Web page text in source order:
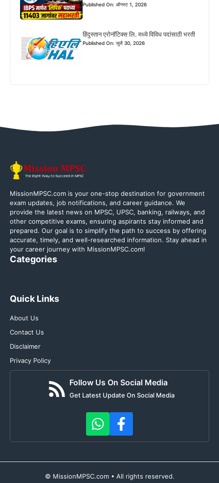
Published On: ऑगस्ट 1, 2026
हिंदुस्तान एरोनॉटिक्स लि. मध्ये विविध पदांसाठी भरती
Published On: जुलै 30, 2026
MissionMPSC.com is your one-stop destination for government
exam updates, job notifications, and career guidance. We
provide the latest news on MPSC, UPSC, banking, railways, and
other competitive exams, ensuring aspirants stay informed and
prepared. Our goal is to simplify the path to success by offering
accurate, timely, and well-researched information. Stay ahead in
your career journey with MissionMPSC.com!
Categories
Quick Links
About Us
Contact Us
Disclaimer
Privacy Policy
Follow Us On Social Media
Get Latest Update On Social Media
© MissionMPSC.com • All rights reserved.